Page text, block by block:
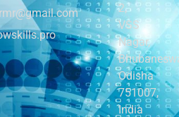
2,
VSS
Nagar,
Odisha
751007,
India